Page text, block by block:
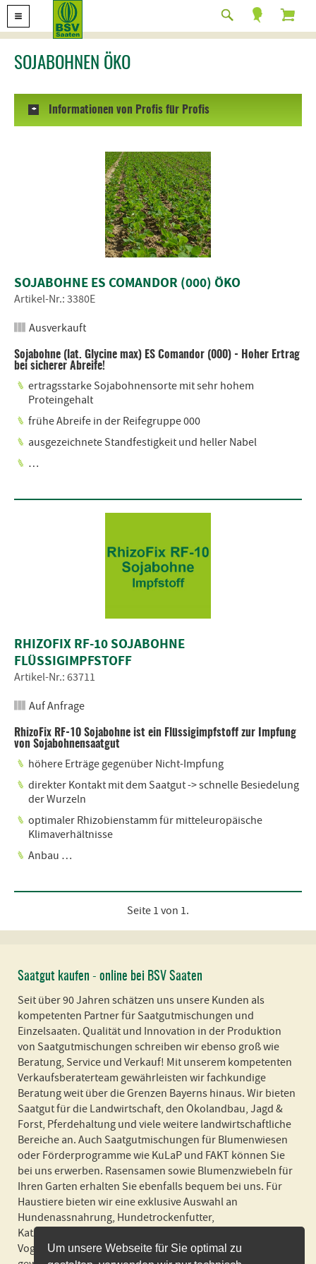
Um unsere Webseite für Sie optimal zu
SOJABOHNEN ÖKO
+ Informationen von Profis für Profis
SOJABOHNE ES COMANDOR (000) ÖKO
Artikel-Nr.: 3380E
Ausverkauft
Sojabohne (lat. Glycine max) ES Comandor (000) - Hoher Ertrag
bei sicherer Abreife!
ertragsstarke Sojabohnensorte mit sehr hohem
Proteingehalt
frühe Abreife in der Reifegruppe 000
ausgezeichnete Standfestigkeit und heller Nabel
…
RHIZOFIX RF-10 SOJABOHNE
FLÜSSIGIMPFSTOFF
Artikel-Nr.: 63711
Auf Anfrage
RhizoFix RF-10 Sojabohne ist ein Flüssigimpfstoff zur Impfung
von Sojabohnensaatgut
höhere Erträge gegenüber Nicht-Impfung
direkter Kontakt mit dem Saatgut -> schnelle Besiedelung
der Wurzeln
optimaler Rhizobienstamm für mitteleuropäische
Klimaverhältnisse
Anbau …
Seite 1 von 1.
Saatgut kaufen - online bei BSV Saaten
Seit über 90 Jahren schätzen uns unsere Kunden als
kompetenten Partner für Saatgutmischungen und
Einzelsaaten. Qualität und Innovation in der Produktion
von Saatgutmischungen schreiben wir ebenso groß wie
Beratung, Service und Verkauf! Mit unserem kompetenten
Verkaufsberaterteam gewährleisten wir fachkundige
Beratung weit über die Grenzen Bayerns hinaus. Wir bieten
Saatgut für die Landwirtschaft, den Ökolandbau, Jagd &
Forst, Pferdehaltung und viele weitere landwirtschaftliche
Bereiche an. Auch Saatgutmischungen für Blumenwiesen
oder Förderprogramme wie KuLaP und FAKT können Sie
bei uns erwerben. Rasensamen sowie Blumenzwiebeln für
Ihren Garten erhalten Sie ebenfalls bequem bei uns. Für
Haustiere bieten wir eine exklusive Auswahl an
Hundenassnahrung, Hundetrockenfutter,
Katzennassnahrung, Katzenstreu und Futter für Nager und
Vogel an! Wir liefern schnell und zuverlässig und in